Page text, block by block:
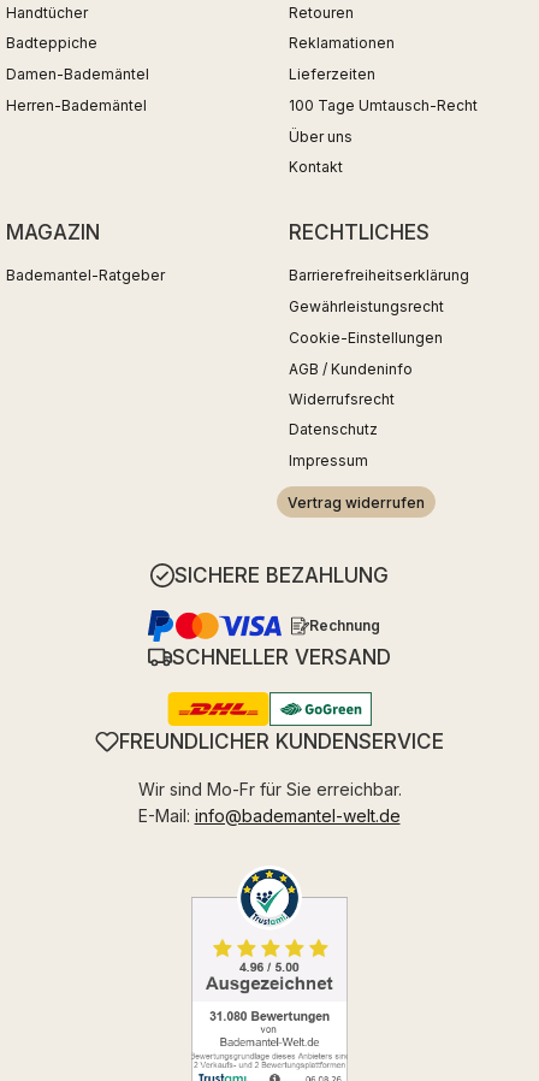
Handtücher
Badteppiche
Damen-Bademäntel
Herren-Bademäntel
Retouren
Reklamationen
Lieferzeiten
100 Tage Umtausch-Recht
Über uns
Kontakt
MAGAZIN
Bademantel-Ratgeber
RECHTLICHES
Barrierefreiheitserklärung
Gewährleistungsrecht
Cookie-Einstellungen
AGB / Kundeninfo
Widerrufsrecht
Datenschutz
Impressum
Vertrag widerrufen
SICHERE BEZAHLUNG
Rechnung
SCHNELLER VERSAND
FREUNDLICHER KUNDENSERVICE
Wir sind Mo-Fr für Sie erreichbar.
E-Mail: info@bademantel-welt.de